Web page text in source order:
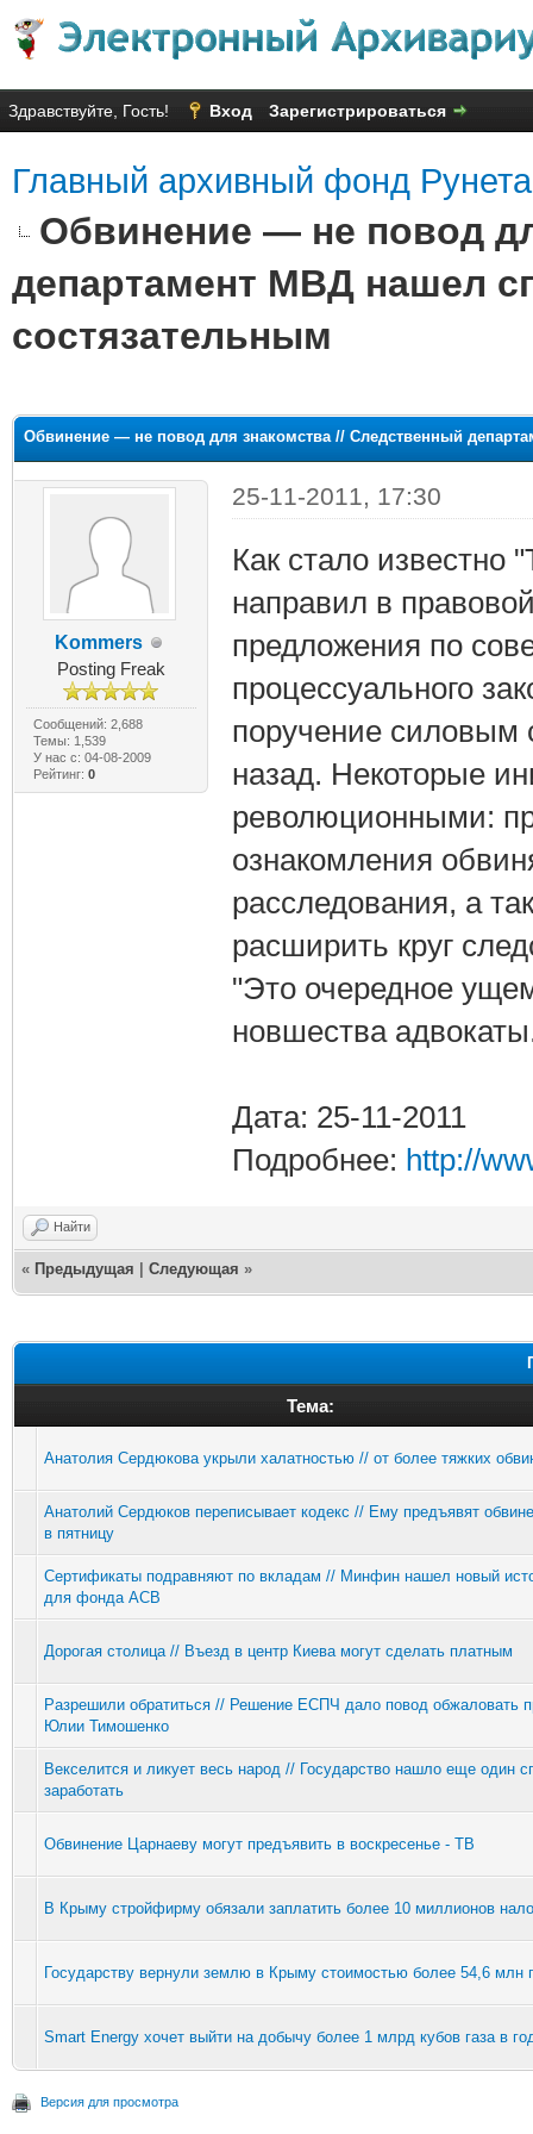
Здравствуйте, Гость! Вход Зарегистрироваться
Главный архивный фонд Рунета
Обвинение — не повод
департамент МВД нашел
состязательным
Обвинение — не повод для знакомства // Следственный
Kommers
Posting Freak
Сообщений: 2,688
Темы: 1,539
У нас с: 04-08-2009
Рейтинг: 0
25-11-2011, 17:30
Как стало
направил в
предложения по
процессуального
поручение силовым
назад. Некоторые
революционными:
ознакомления
расследования, а
расширить круг
"Это очередное
новшества
Дата: 25-11-2011
Подробнее: http://
Найти
« Предыдущая Следующая »
Тема:
Анатолия Сердюкова укрыли халатностью // от более тяжких
Анатолий Сердюков переписывает кодекс // Ему предъявят
в пятницу
Сертификаты подравняют по вкладам // Минфин нашел новый
для фонда АСВ
Дорогая столица // Въезд в центр Киева могут сделать платным
Разрешили обратиться // Решение ЕСПЧ дало повод обжаловать
Юлии Тимошенко
Векселится и ликует весь народ // Государство нашло еще один
заработать
Обвинение Царнаеву могут предъявить в воскресенье - ТВ
В Крыму стройфирму обязали заплатить более 10 миллионов
Государству вернули землю в Крыму стоимостью более 54,6 млн
Smart Energy хочет выйти на добычу более 1 млрд кубов газа в
Версия для просмотра